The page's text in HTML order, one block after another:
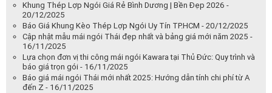
Khung Thép Lợp Ngói Giá Rẻ Bình Dương | Bền Đẹp 2026 -
20/12/2025
Báo Giá Khung Kèo Thép Lợp Ngói Uy Tín TP.HCM - 20/12/2025
Cập nhật mẫu mái ngói Thái đẹp nhất và bảng giá mới năm 2025 -
16/11/2025
Lựa chọn đơn vị thi công mái ngói Kawara tại Thủ Đức: Quy trình và
báo giá trọn gói - 16/11/2025
Báo giá mái ngói Thái mới nhất 2025: Hướng dẫn tính chi phí từ A
đến Z - 16/11/2025